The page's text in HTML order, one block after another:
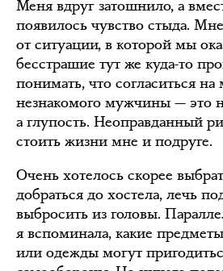
Меня вдруг затошнило, а
появилось чувство стыда.
от ситуации, в которой мы
бесстрашие тут же куда-то
понимать, что согласиться на
незнакомого мужчины — это
а глупость. Неоправданный
стоить жизни мне и подруге.
Очень хотелось скорее
добраться до хостела, лечь
выбросить из головы.
я вспоминала, какие
или одежды могут